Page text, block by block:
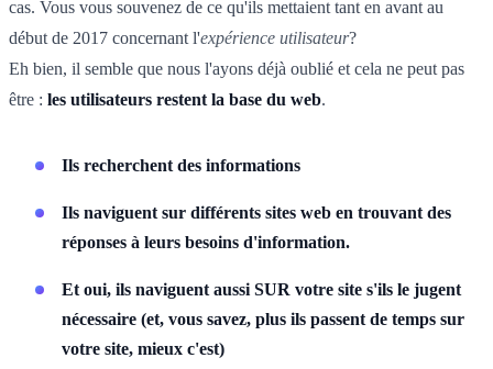
cas. Vous vous souvenez de ce qu'ils mettaient tant en avant au
début de 2017 concernant l'expérience utilisateur?
Eh bien, il semble que nous l'ayons déjà oublié et cela ne peut pas
être : les utilisateurs restent la base du web.
Ils recherchent des informations
Ils naviguent sur différents sites web en trouvant des
réponses à leurs besoins d'information.
Et oui, ils naviguent aussi SUR votre site s'ils le jugent
nécessaire (et, vous savez, plus ils passent de temps sur
votre site, mieux c'est)